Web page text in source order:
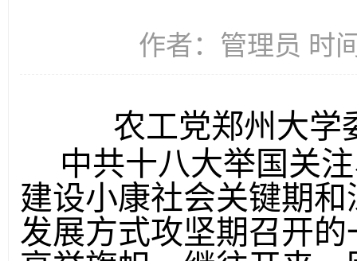
作者：管理员 时
农工党郑州大
中共十八大举国关注
建设小康社会关键期
发展方式攻坚期召开